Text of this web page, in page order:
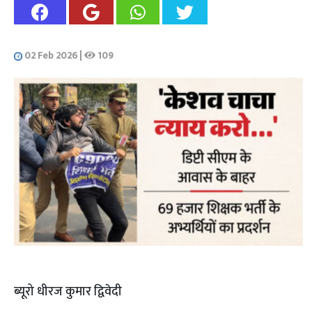
02 Feb 2026| 109
ब्यूरो धीरज कुमार द्विवेदी